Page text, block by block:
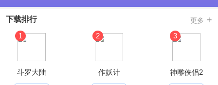
下载排行 更多 +
1
斗罗大陆
2
作妖计
3
神雕侠侣2